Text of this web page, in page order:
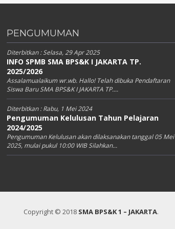
PENGUMUMAN
Diterbitkan :Selasa, 29 Apr 2025
INFO SPMB SMA BPS&K I JAKARTA TP.
2025/2026
Assalamualaikum wr.wb. Hallo! Telah dibuka Pendaftaran
Siswa Baru SMA BPS&K I JAKARTA TP....
Diterbitkan :Rabu, 1 Mei 2024
Pengumuman Kelulusan Tahun Pelajaran
2024/2025
Pengumuman Kelulusan akan dilaksanakan tanggal 05 Mei
2025, mulai pukul 10:00 WIB Silahkan...
Copyright © 2018 SMA BPS&K 1 – JAKARTA.